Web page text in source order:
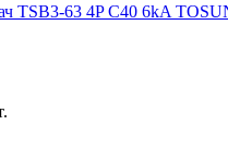
TSB3-63 4P C40 6kA